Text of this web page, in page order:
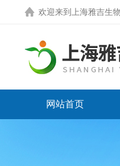
欢迎来到 上海雅吉生
网站首页